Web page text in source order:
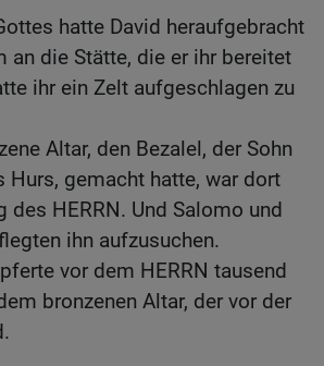
hatte David heraufgebracht
an die Stätte, die er ihr bereitet
ihr ein Zelt aufgeschlagen zu
Altar, den Bezalel, der Sohn
Hurs, gemacht hatte, war dort
des HERRN. Und Salomo und
ihn aufzusuchen.
vor dem HERRN tausend
bronzenen Altar, der vor der